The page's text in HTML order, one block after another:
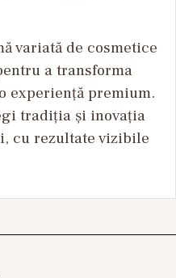
variată de cosmetice
a transforma
experiență premium.
tradiția și inovația
cu rezultate vizibile